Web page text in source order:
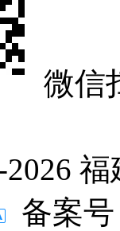
微信
备案